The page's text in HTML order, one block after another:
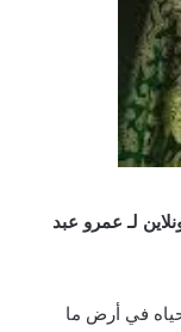
لـ عمرو عبد
في أرض ما